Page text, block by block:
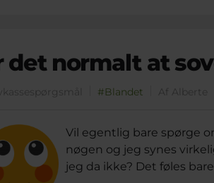
det normalt at
#Blandet Af Alberte
Vil egentlig bare spørge
nøgen og jeg synes
jeg da ikke? Det føles